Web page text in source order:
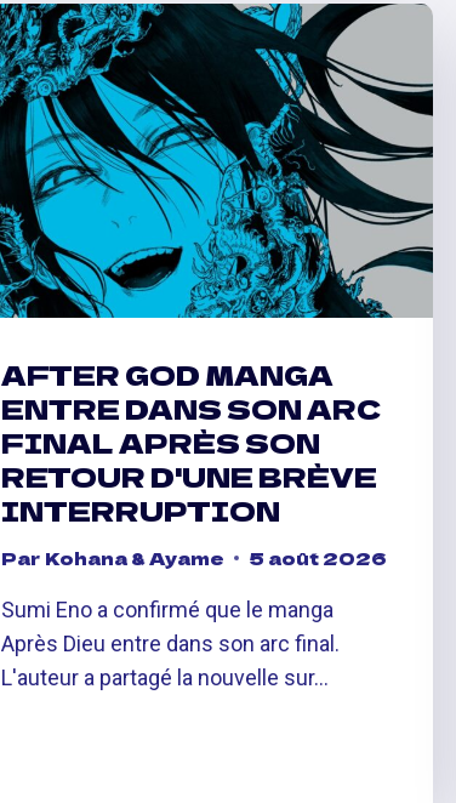
AFTER GOD MANGA
ENTRE DANS SON ARC
FINAL APRÈS SON
RETOUR D'UNE BRÈVE
INTERRUPTION
Par Kohana & Ayame 5 août 2026
Sumi Eno a confirmé que le manga
Après Dieu entre dans son arc final.
L'auteur a partagé la nouvelle sur…